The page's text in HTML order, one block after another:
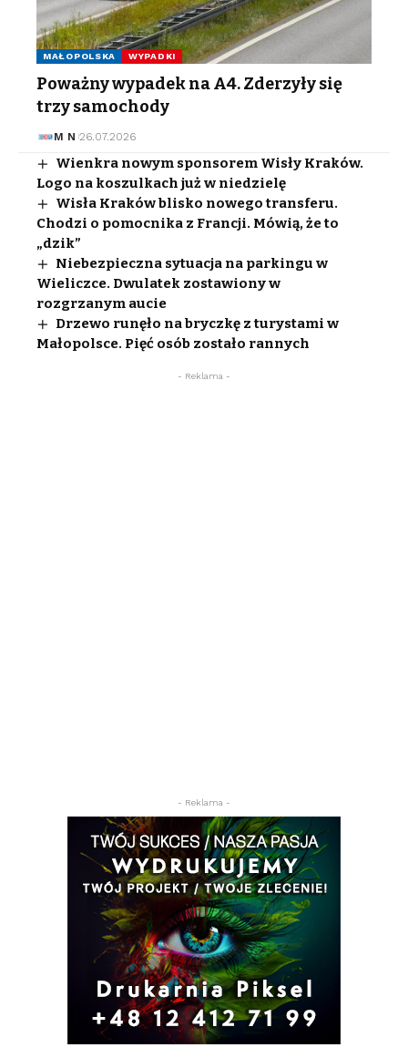
MAŁOPOLSKA WYPADKI
Poważny wypadek na A4. Zderzyły się
trzy samochody
M N 26.07.2026
Wienkra nowym sponsorem Wisły Kraków.
Logo na koszulkach już w niedzielę
Wisła Kraków blisko nowego transferu.
Chodzi o pomocnika z Francji. Mówią, że to
„dzik”
Niebezpieczna sytuacja na parkingu w
Wieliczce. Dwulatek zostawiony w
rozgrzanym aucie
Drzewo runęło na bryczkę z turystami w
Małopolsce. Pięć osób zostało rannych
- Reklama -
- Reklama -